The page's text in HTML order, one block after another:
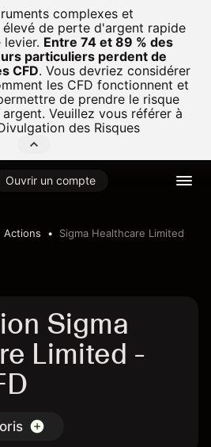
complexes et
de perte d'argent rapide
Entre 74 et 89 % des
particuliers perdent de
CFD. Vous devriez considérer
les CFD fonctionnent et
de prendre le risque
Veuillez vous référer à
des Risques
Ouvrir un compte
Actions Sigma Healthcare Limited
Sigma
Limited -